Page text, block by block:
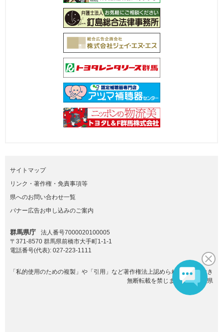
サイトマップ
リンク・著作権・免責事項等
県へのお問い合わせ一覧
バナー広告お申し込みのご案内
群馬県庁
法人番号7000020100005
〒371-8570 群馬県前橋市大手町1-1-1
電話番号(代表): 027-223-1111
「私的使用のための複製」や「引用」など著作権法上認められた場合を除き
無断転載を禁じます。(C)群馬県